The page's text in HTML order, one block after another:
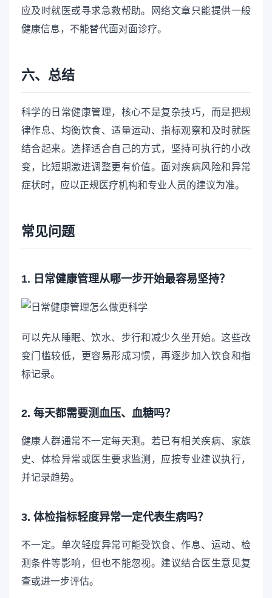
应及时就医或寻求急救帮助。网络文章只能提供一般
健康信息，不能替代面对面诊疗。
六、总结
科学的日常健康管理，核心不是复杂技巧，而是把规
律作息、均衡饮食、适量运动、指标观察和及时就医
结合起来。选择适合自己的方式，坚持可执行的小改
变，比短期激进调整更有价值。面对疾病风险和异常
症状时，应以正规医疗机构和专业人员的建议为准。
常见问题
1. 日常健康管理从哪一步开始最容易坚持？
可以先从睡眠、饮水、步行和减少久坐开始。这些改
变门槛较低，更容易形成习惯，再逐步加入饮食和指
标记录。
2. 每天都需要测血压、血糖吗？
健康人群通常不一定每天测。若已有相关疾病、家族
史、体检异常或医生要求监测，应按专业建议执行，
并记录趋势。
3. 体检指标轻度异常一定代表生病吗？
不一定。单次轻度异常可能受饮食、作息、运动、检
测条件等影响，但也不能忽视。建议结合医生意见复
查或进一步评估。